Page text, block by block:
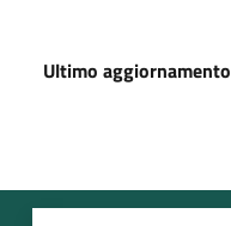
Ultimo aggiornamento